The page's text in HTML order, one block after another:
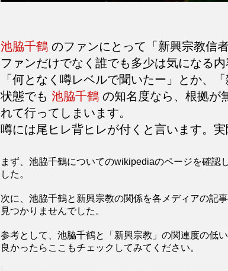
池脇千鶴 のファンにとって「新興宗教信
ファンだけでなく誰でも多少は気になる内
「何となく噂レベルで聞いたー」とか、
状態でも 池脇千鶴 の知名度なら、根拠が
れて行ってしまいます。
噂には尾ヒレ背ヒレが付くと言います。
まず、池脇千鶴についてのwikipediaのページを確認
した。
次に、池脇千鶴と新興宗教の関係を各メディアの記
見つかりませんでした。
参考として、池脇千鶴と「新興宗教」の関連度の低
良かったらここもチェックしてみてください。